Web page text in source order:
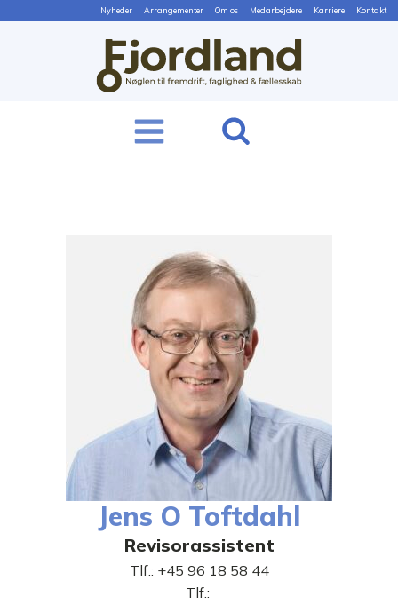
Nyheder Arrangementer Om os Medarbejdere Karriere Kontakt
Jens O Toftdahl
Revisorassistent
Tlf.: +45 96 18 58 44
Tlf.: